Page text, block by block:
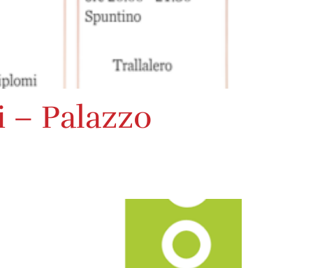
Palazzo